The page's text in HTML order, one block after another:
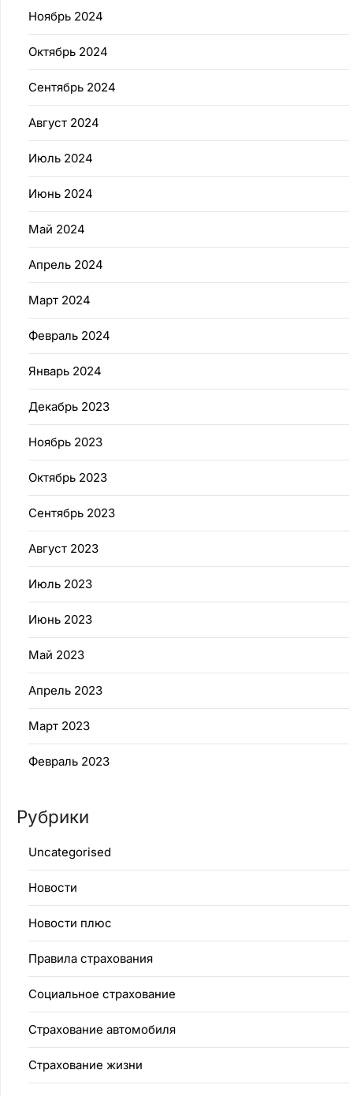
Ноябрь 2024
Октябрь 2024
Сентябрь 2024
Август 2024
Июль 2024
Июнь 2024
Май 2024
Апрель 2024
Март 2024
Февраль 2024
Январь 2024
Декабрь 2023
Ноябрь 2023
Октябрь 2023
Сентябрь 2023
Август 2023
Июль 2023
Июнь 2023
Май 2023
Апрель 2023
Март 2023
Февраль 2023
Рубрики
Uncategorised
Новости
Новости плюс
Правила страхования
Социальное страхование
Страхование автомобиля
Страхование жизни